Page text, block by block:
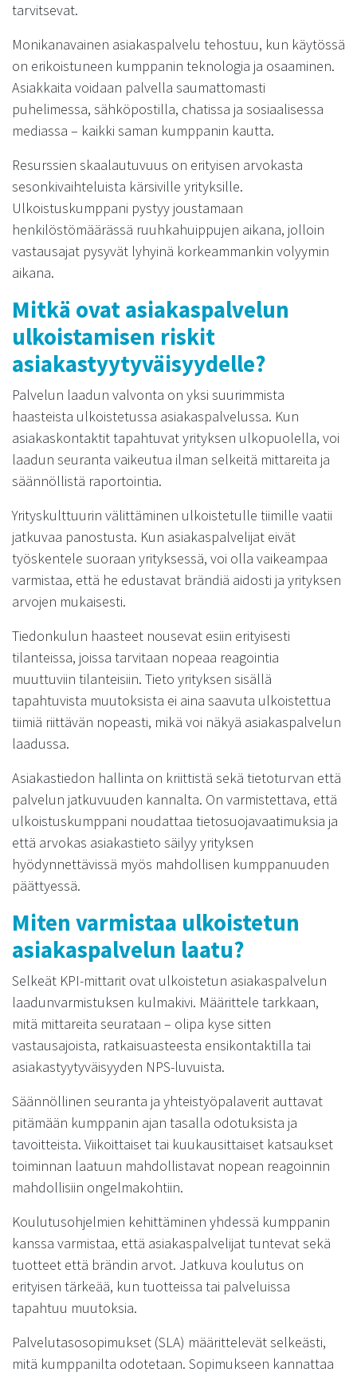
tarvitsevat.
Monikanavainen asiakaspalvelu tehostuu, kun käytössä
on erikoistuneen kumppanin teknologia ja osaaminen.
Asiakkaita voidaan palvella saumattomasti
puhelimessa, sähköpostilla, chatissa ja sosiaalisessa
mediassa – kaikki saman kumppanin kautta.
Resurssien skaalautuvuus on erityisen arvokasta
sesonkivaihteluista kärsiville yrityksille.
Ulkoistuskumppani pystyy joustamaan
henkilöstömäärässä ruuhkahuippujen aikana, jolloin
vastausajat pysyvät lyhyinä korkeammankin volyymin
aikana.
Mitkä ovat asiakaspalvelun
ulkoistamisen riskit
asiakastyytyväisyydelle?
Palvelun laadun valvonta on yksi suurimmista
haasteista ulkoistetussa asiakaspalvelussa. Kun
asiakaskontaktit tapahtuvat yrityksen ulkopuolella, voi
laadun seuranta vaikeutua ilman selkeitä mittareita ja
säännöllistä raportointia.
Yrityskulttuurin välittäminen ulkoistetulle tiimille vaatii
jatkuvaa panostusta. Kun asiakaspalvelijat eivät
työskentele suoraan yrityksessä, voi olla vaikeampaa
varmistaa, että he edustavat brändiä aidosti ja yrityksen
arvojen mukaisesti.
Tiedonkulun haasteet nousevat esiin erityisesti
tilanteissa, joissa tarvitaan nopeaa reagointia
muuttuviin tilanteisiin. Tieto yrityksen sisällä
tapahtuvista muutoksista ei aina saavuta ulkoistettua
tiimiä riittävän nopeasti, mikä voi näkyä asiakaspalvelun
laadussa.
Asiakastiedon hallinta on kriittistä sekä tietoturvan että
palvelun jatkuvuuden kannalta. On varmistettava, että
ulkoistuskumppani noudattaa tietosuojavaatimuksia ja
että arvokas asiakastieto säilyy yrityksen
hyödynnettävissä myös mahdollisen kumppanuuden
päättyessä.
Miten varmistaa ulkoistetun
asiakaspalvelun laatu?
Selkeät KPI-mittarit ovat ulkoistetun asiakaspalvelun
laadunvarmistuksen kulmakivi. Määrittele tarkkaan,
mitä mittareita seurataan – olipa kyse sitten
vastausajoista, ratkaisuasteesta ensikontaktilla tai
asiakastyytyväisyyden NPS-luvuista.
Säännöllinen seuranta ja yhteistyöpalaverit auttavat
pitämään kumppanin ajan tasalla odotuksista ja
tavoitteista. Viikoittaiset tai kuukausittaiset katsaukset
toiminnan laatuun mahdollistavat nopean reagoinnin
mahdollisiin ongelmakohtiin.
Koulutusohjelmien kehittäminen yhdessä kumppanin
kanssa varmistaa, että asiakaspalvelijat tuntevat sekä
tuotteet että brändin arvot. Jatkuva koulutus on
erityisen tärkeää, kun tuotteissa tai palveluissa
tapahtuu muutoksia.
Palvelutasosopimukset (SLA) määrittelevät selkeästi,
mitä kumppanilta odotetaan. Sopimukseen kannattaa